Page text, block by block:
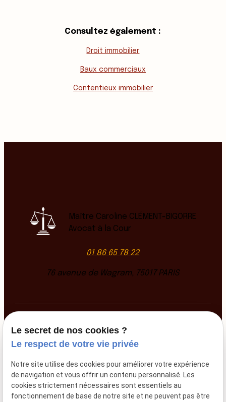
Consultez également :
Droit immobilier
Baux commerciaux
Contentieux immobilier
Maître Caroline CLÉMENT-BIGORRE
Avocat à la Cour
01 86 65 78 22
76 avenue de Wagram, 75017 PARIS
44794507200018
Politique de Plan
Le secret de nos cookies ?
Le respect de votre vie privée
Notre site utilise des cookies pour améliorer votre expérience
de navigation et vous offrir un contenu personnalisé. Les
cookies strictement nécessaires sont essentiels au
fonctionnement de base de notre site et ne peuvent pas être